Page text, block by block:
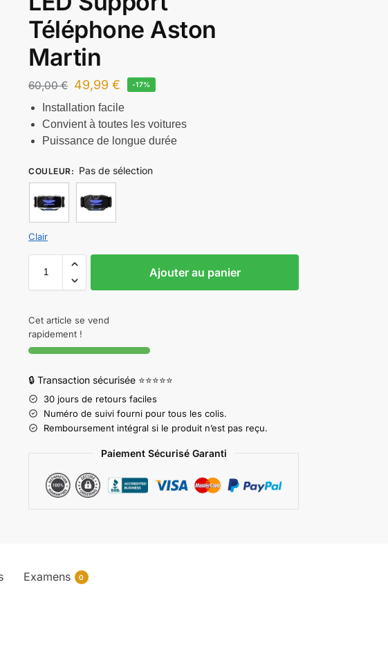
Téléphone Aston
Martin
60,00€ 49,99€ -17%
Installation facile
Convient à toutes les voitures
Puissance de longue durée
COULEUR: Pas de sélection
Clair
Ajouter au panier
Cet article se vend
rapidement !
🔒 Transaction sécurisée ⭐⭐⭐⭐⭐
30 jours de retours faciles
Numéro de suivi fourni pour tous les colis.
Remboursement intégral si le produit n’est pas reçu.
Paiement Sécurisé Garanti
Examens 0